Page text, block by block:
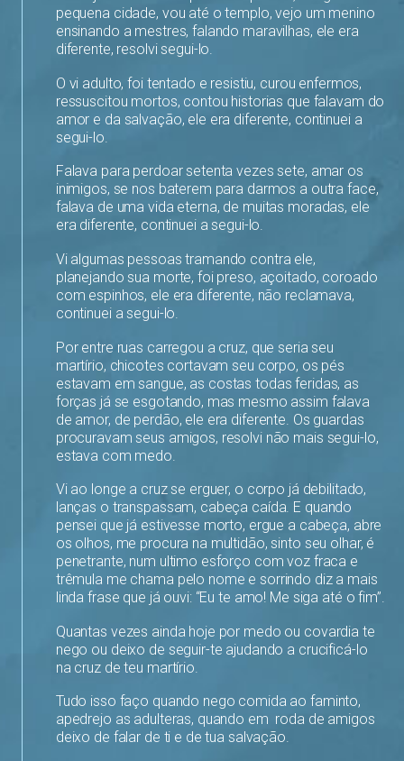
pequena cidade, vou até o templo, vejo um menino
ensinando a mestres, falando maravilhas, ele era
diferente, resolvi segui-lo.
O vi adulto, foi tentado e resistiu, curou enfermos,
ressuscitou mortos, contou historias que falavam do
amor e da salvação, ele era diferente, continuei a
segui-lo.
Falava para perdoar setenta vezes sete, amar os
inimigos, se nos baterem para darmos a outra face,
falava de uma vida eterna, de muitas moradas, ele
era diferente, continuei a segui-lo.
Vi algumas pessoas tramando contra ele,
planejando sua morte, foi preso, açoitado, coroado
com espinhos, ele era diferente, não reclamava,
continuei a segui-lo.
Por entre ruas carregou a cruz, que seria seu
martírio, chicotes cortavam seu corpo, os pés
estavam em sangue, as costas todas feridas, as
forças já se esgotando, mas mesmo assim falava
de amor, de perdão, ele era diferente. Os guardas
procuravam seus amigos, resolvi não mais segui-lo,
estava com medo.
Vi ao longe a cruz se erguer, o corpo já debilitado,
lanças o transpassam, cabeça caída. E quando
pensei que já estivesse morto, ergue a cabeça, abre
os olhos, me procura na multidão, sinto seu olhar, é
penetrante, num ultimo esforço com voz fraca e
trêmula me chama pelo nome e sorrindo diz a mais
linda frase que já ouvi: “Eu te amo! Me siga até o fim”.
Quantas vezes ainda hoje por medo ou covardia te
nego ou deixo de seguir-te ajudando a crucificá-lo
na cruz de teu martírio.
Tudo isso faço quando nego comida ao faminto,
apedrejo as adulteras, quando em roda de amigos
deixo de falar de ti e de tua salvação.